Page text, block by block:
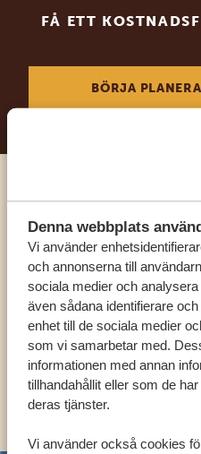
Denna webbplats
Vi använder
och annonserna till
sociala medier och
även sådana identifierare
enhet till de sociala medier
som vi samarbetar med.
informationen med annan
tillhandahållit eller som de
deras tjänster.
Vi använder också cookies
FÅ ETT
BÖRJA
Ring en av
VÅRA
SV:+31